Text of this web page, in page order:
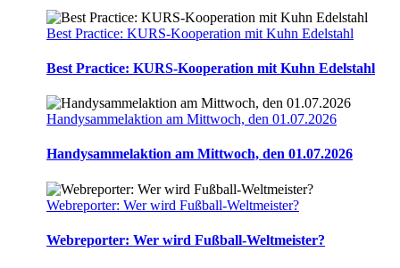
Best Practice: KURS-Kooperation mit Kuhn Edelstahl
Best Practice: KURS-Kooperation mit Kuhn Edelstahl
Handysammelaktion am Mittwoch, den 01.07.2026
Handysammelaktion am Mittwoch, den 01.07.2026
Webreporter: Wer wird Fußball-Weltmeister?
Webreporter: Wer wird Fußball-Weltmeister?